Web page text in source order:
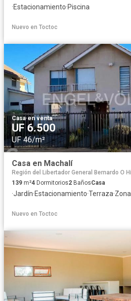
·Estacionamiento·Piscina
Nuevo en Toctoc
Casa·en venta
UF 6.500
UF 46/m²
Casa en Machalí
Región del Libertador General Bernardo O
139 m²4 Dormitorios2 BañosCasa
·Jardín·Estacionamiento·Terraza·
Nuevo en Toctoc